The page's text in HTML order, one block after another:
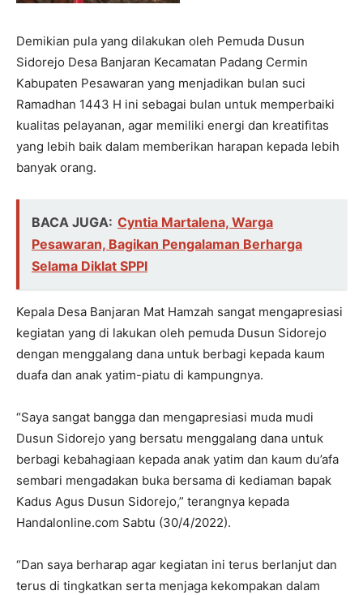
Demikian pula yang dilakukan oleh Pemuda Dusun
Sidorejo Desa Banjaran Kecamatan Padang Cermin
Kabupaten Pesawaran yang menjadikan bulan suci
Ramadhan 1443 H ini sebagai bulan untuk memperbaiki
kualitas pelayanan, agar memiliki energi dan kreatifitas
yang lebih baik dalam memberikan harapan kepada lebih
banyak orang.
BACA JUGA: Cyntia Martalena, Warga
Pesawaran, Bagikan Pengalaman Berharga
Selama Diklat SPPI
Kepala Desa Banjaran Mat Hamzah sangat mengapresiasi
kegiatan yang di lakukan oleh pemuda Dusun Sidorejo
dengan menggalang dana untuk berbagi kepada kaum
duafa dan anak yatim-piatu di kampungnya.
“Saya sangat bangga dan mengapresiasi muda mudi
Dusun Sidorejo yang bersatu menggalang dana untuk
berbagi kebahagiaan kepada anak yatim dan kaum du’afa
sembari mengadakan buka bersama di kediaman bapak
Kadus Agus Dusun Sidorejo,” terangnya kepada
Handalonline.com Sabtu (30/4/2022).
“Dan saya berharap agar kegiatan ini terus berlanjut dan
terus di tingkatkan serta menjaga kekompakan dalam